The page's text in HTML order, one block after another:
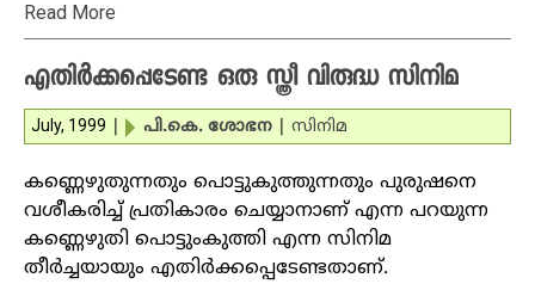
Read More
എതിര്‍ക്കപ്പെടേണ്ട ഒരു സ്ത്രീ വിരുദ്ധ സിനിമ
July, 1999 പി.കെ. ശോഭന സിനിമ
കണ്ണെഴുതുന്നതും പൊട്ടുകുത്തുന്നതും പുരുഷനെ
വശീകരിച്ച് പ്രതികാരം ചെയ്യാനാണ് എന്ന പറയുന്ന
കണ്ണെഴുതി പൊട്ടുംകുത്തി എന്ന സിനിമ
തീര്‍ച്ചയായും എതിര്‍ക്കപ്പെടേണ്ടതാണ്.